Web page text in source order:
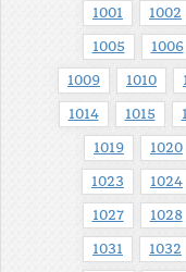
1001 1002
1005 1006
1009 1010
1014 1015
1019 1020
1023 1024
1027 1028
1031 1032